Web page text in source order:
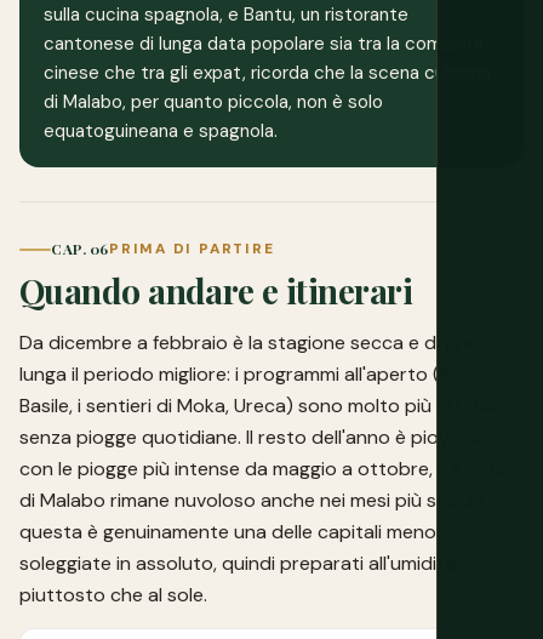
sulla cucina spagnola, e Bantu, un ristorante
cantonese di lunga data popolare sia tra la comunità
cinese che tra gli expat, ricorda che la scena culinaria
di Malabo, per quanto piccola, non è solo
equatoguineana e spagnola.
CAP. 06PRIMA DI PARTIRE
Quando andare e itinerari
Da dicembre a febbraio è la stagione secca e di gran
lunga il periodo migliore: i programmi all'aperto (Pico
Basile, i sentieri di Moka, Ureca) sono molto più fattibili
senza piogge quotidiane. Il resto dell'anno è piovoso,
con le piogge più intense da maggio a ottobre, e il cielo
di Malabo rimane nuvoloso anche nei mesi più secchi;
questa è genuinamente una delle capitali meno
soleggiate in assoluto, quindi preparati all'umidità
piuttosto che al sole.